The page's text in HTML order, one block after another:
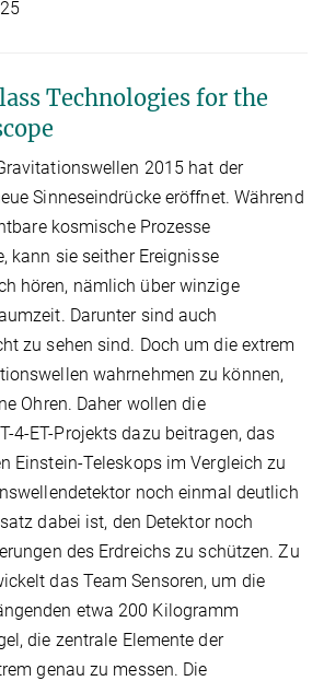
Technologies for the
2015 hat der
Sinneseindrücke eröffnet. Während
kosmische Prozesse
kann sie seither Ereignisse
hören, nämlich über winzige
Darunter sind auch
zu sehen sind. Doch um die extrem
wahrnehmen zu können,
Ohren. Daher wollen die
4-ET-Projekts dazu beitragen, das
Einstein-Teleskops im Vergleich zu
noch einmal deutlich
dabei ist, den Detektor noch
des Erdreichs zu schützen. Zu
das Team Sensoren, um die
etwa 200 Kilogramm
die zentrale Elemente der
genau zu messen. Die